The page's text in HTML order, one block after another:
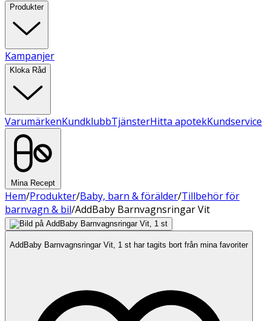
Produkter
Kampanjer
Kloka Råd
VarumärkenKundklubbTjänsterHitta apotekKundservice
Mina Recept
Hem/Produkter/Baby, barn & förälder/Tillbehör för
barnvagn & bil/AddBaby Barnvagnsringar Vit
AddBaby Barnvagnsringar Vit, 1 st har tagits bort från mina favoriter